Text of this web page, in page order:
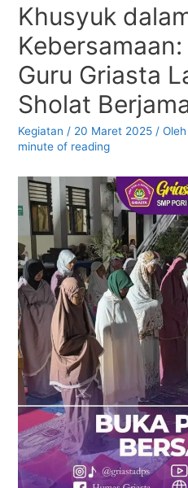
Khusyuk
Guru Griasta
Sholat
Kegiatan / 20 Maret 2025 / Oleh
minute of reading